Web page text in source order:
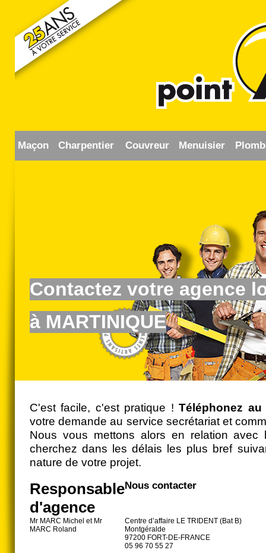
Maçon Charpentier Couvreur Menuisier
Contactez votre agence
à MARTINIQUE
C'est facile, c'est pratique !Téléphonez
votre demande au service secrétariat et
Nous vous mettons alors en relation
cherchez dans les délais les plus bref
nature de votre projet.
Responsable
d'agence
Nous contacter
Mr MARC Michel et Mr
MARC Roland
Centre d’affaire LE TRIDENT (Bat B)
Montgéralde
97200 FORT-DE-FRANCE
05 96 70 55 27